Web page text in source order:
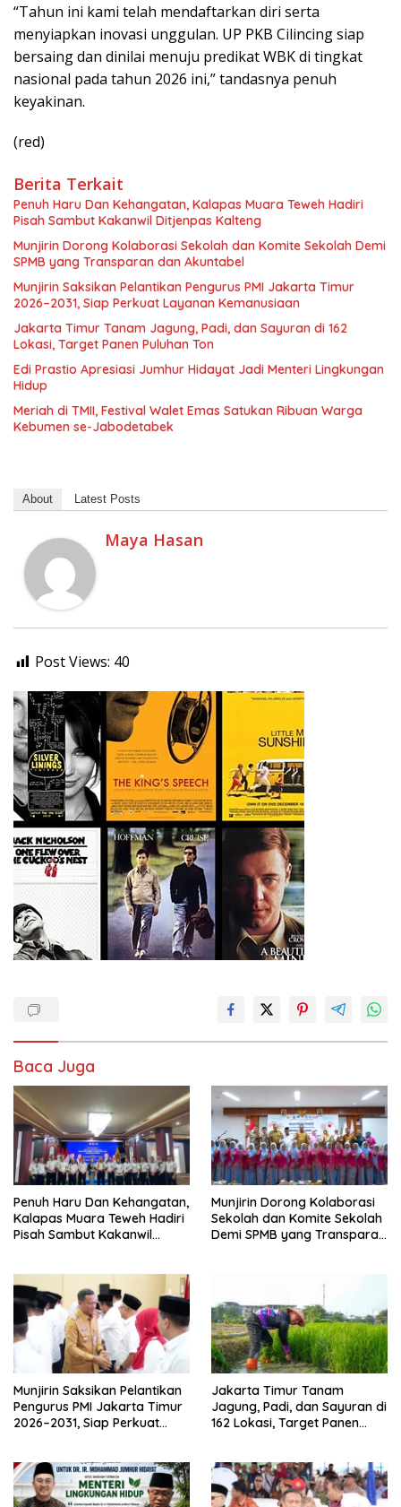
“Tahun ini kami telah mendaftarkan diri serta
menyiapkan inovasi unggulan. UP PKB Cilincing siap
bersaing dan dinilai menuju predikat WBK di tingkat
nasional pada tahun 2026 ini,” tandasnya penuh
keyakinan.
(red)
Berita Terkait
Penuh Haru Dan Kehangatan, Kalapas Muara Teweh Hadiri
Pisah Sambut Kakanwil Ditjenpas Kalteng
Munjirin Dorong Kolaborasi Sekolah dan Komite Sekolah Demi
SPMB yang Transparan dan Akuntabel
Munjirin Saksikan Pelantikan Pengurus PMI Jakarta Timur
2026–2031, Siap Perkuat Layanan Kemanusiaan
Jakarta Timur Tanam Jagung, Padi, dan Sayuran di 162
Lokasi, Target Panen Puluhan Ton
Edi Prastio Apresiasi Jumhur Hidayat Jadi Menteri Lingkungan
Hidup
Meriah di TMII, Festival Walet Emas Satukan Ribuan Warga
Kebumen se-Jabodetabek
About Latest Posts
Maya Hasan
Post Views: 40
Baca Juga
Penuh Haru Dan Kehangatan,
Kalapas Muara Teweh Hadiri
Pisah Sambut Kakanwil
Munjirin Dorong Kolaborasi
Sekolah dan Komite Sekolah
Demi SPMB yang Transparan
Munjirin Saksikan Pelantikan
Pengurus PMI Jakarta Timur
2026–2031, Siap Perkuat
Jakarta Timur Tanam
Jagung, Padi, dan Sayuran di
162 Lokasi, Target Panen